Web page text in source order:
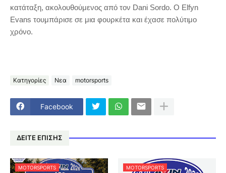
κατάταξη, ακολουθούμενος από τον Dani Sordo. O Εlfyn
Evans τουμπάρισε σε μια φουρκέτα και έχασε πολύτιμο
χρόνο.
Κατηγορίες Νεα motorsports
Facebook
ΔΕΙΤΕ ΕΠΙΣΗΣ
MOTORSPORTS MOTORSPORTS